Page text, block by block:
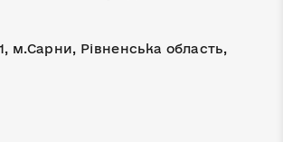
м.Сарни, Рівненська область,